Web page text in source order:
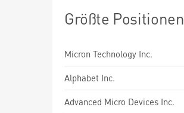
Größte Positionen
Micron Technology Inc.
Alphabet Inc.
Advanced Micro Devices Inc.